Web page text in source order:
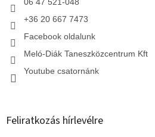
m
06 47 521-048
+36 20 667 7473
Facebook oldalunk
Meló-Diák Taneszközcentrum Kft
Youtube csatornánk
Feliratkozás hírlevélre